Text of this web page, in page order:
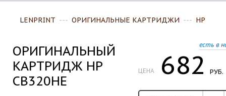
LENPRINT --- ОРИГИНАЛЬНЫЕ КАРТРИДЖИ --- HP
ЦЕНА 682 РУБ.
есть в
ОРИГИНАЛЬНЫЙ
КАРТРИДЖ HP
CB320HE